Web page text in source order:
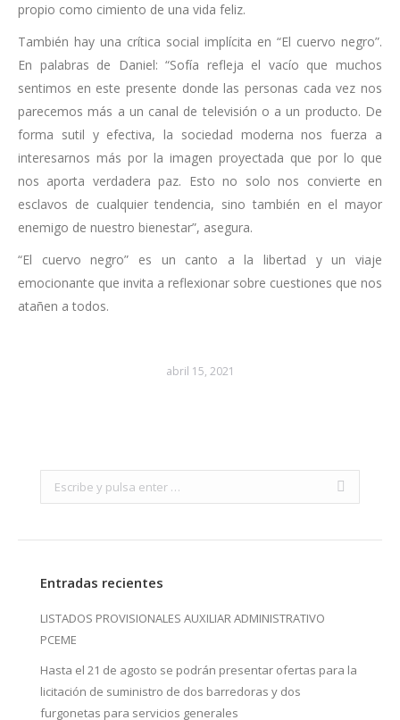
propio como cimiento de una vida feliz.
También hay una crítica social implícita en “El cuervo negro”.
En palabras de Daniel: “Sofía refleja el vacío que muchos
sentimos en este presente donde las personas cada vez nos
parecemos más a un canal de televisión o a un producto. De
forma sutil y efectiva, la sociedad moderna nos fuerza a
interesarnos más por la imagen proyectada que por lo que
nos aporta verdadera paz. Esto no solo nos convierte en
esclavos de cualquier tendencia, sino también en el mayor
enemigo de nuestro bienestar”, asegura.
“El cuervo negro” es un canto a la libertad y un viaje
emocionante que invita a reflexionar sobre cuestiones que nos
atañen a todos.
abril 15, 2021
Search:
Entradas recientes
LISTADOS PROVISIONALES AUXILIAR ADMINISTRATIVO
PCEME
Hasta el 21 de agosto se podrán presentar ofertas para la
licitación de suministro de dos barredoras y dos
furgonetas para servicios generales